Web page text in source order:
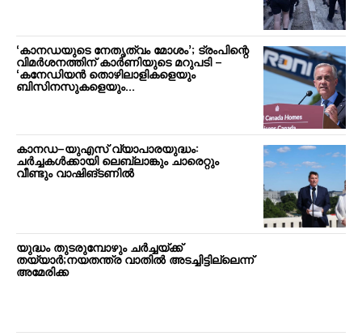
‘കാനഡയുടെ നേതൃത്വം മോശം’; ട്രംപിന്റെ
വിമർശനത്തിന് കാർണിയുടെ മറുപടി –
‘കനേഡിയൻ തൊഴിലാളികളെയും
ബിസിനസുകളെയും...
കാനഡ–യുഎസ് വ്യാപാരയുദ്ധം:
ചർച്ചകൾക്കായി ലെബ്ലാങ്കും ചാരെറ്റും
വീണ്ടും വാഷിങ്ടണിൽ
യുദ്ധം തുടരുമ്പോഴും ചർച്ചയ്ക്ക്
തയ്യാർ;നയതന്ത്ര വാതിൽ അടച്ചിട്ടില്ലെന്ന്
അമേരിക്ക